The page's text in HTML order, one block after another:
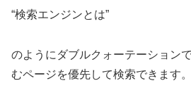
“検索エンジンとは”
のようにダブルクォーテーション
むページを優先して検索できます。